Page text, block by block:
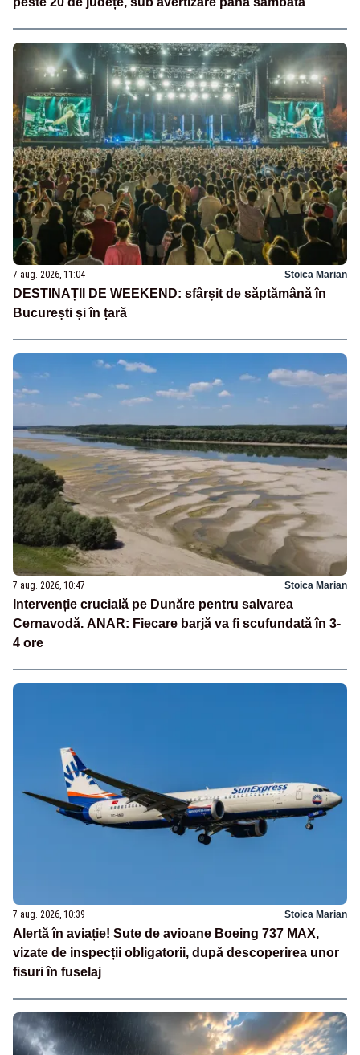
7 aug. 2026, 11:04 Stoica Marian
DESTINAȚII DE WEEKEND: sfârșit de săptămână în
București și în țară
7 aug. 2026, 10:47 Stoica Marian
Intervenție crucială pe Dunăre pentru salvarea
Cernavodă. ANAR: Fiecare barjă va fi scufundată în 3-
4 ore
7 aug. 2026, 10:39 Stoica Marian
Alertă în aviație! Sute de avioane Boeing 737 MAX,
vizate de inspecții obligatorii, după descoperirea unor
fisuri în fuselaj